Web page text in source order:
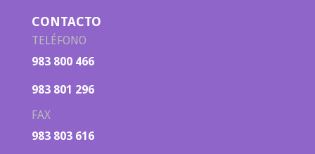
CONTACTO
TELÉFONO
983 800 466
983 801 296
FAX
983 803 616